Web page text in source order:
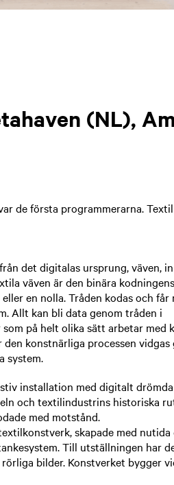
(NL),
de första programmerarna.
det digitalas ursprung, väven,
väven är den binära
en nolla. Tråden kodas och får
Allt kan bli data genom tråden i
på helt olika sätt arbetar med
konstnärliga processen
system.
installation med digitalt
och textilindustrins historiska
med motstånd.
skapade med
Till utställningen har
bilder. Konstverket bygger